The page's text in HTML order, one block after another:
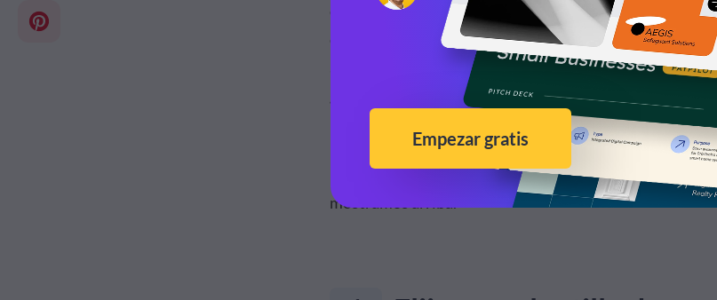
casos en cada uno? ¿Ves cómo es un recurso poderoso?
contenidos interactivos, la posibilidad de que pasen
audiencia es mucho menor, querrán jugar con el
gran atractivo y debes temer utilizarla en tus contenidos.
Para ayudarte en este proceso, hemos creado un breve
paso a paso cómo crear un mapa interactivo con Visme,
mostramos arriba.